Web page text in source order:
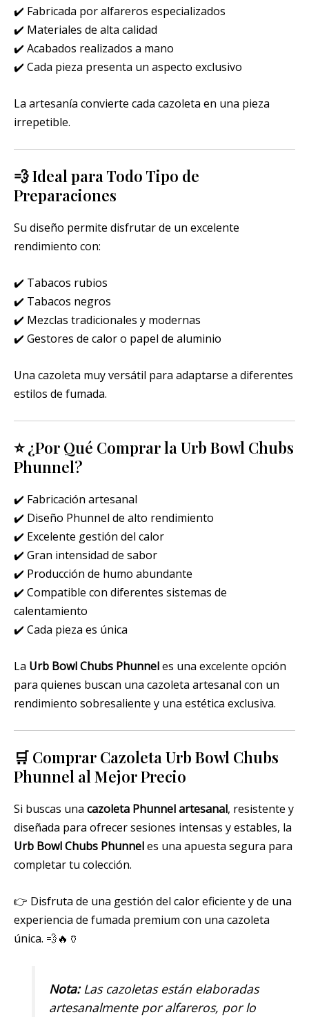
✔️ Fabricada por alfareros especializados
✔️ Materiales de alta calidad
✔️ Acabados realizados a mano
✔️ Cada pieza presenta un aspecto exclusivo
La artesanía convierte cada cazoleta en una pieza
irrepetible.
💨 Ideal para Todo Tipo de
Preparaciones
Su diseño permite disfrutar de un excelente
rendimiento con:
✔️ Tabacos rubios
✔️ Tabacos negros
✔️ Mezclas tradicionales y modernas
✔️ Gestores de calor o papel de aluminio
Una cazoleta muy versátil para adaptarse a diferentes
estilos de fumada.
⭐ ¿Por Qué Comprar la Urb Bowl Chubs
Phunnel?
✔️ Fabricación artesanal
✔️ Diseño Phunnel de alto rendimiento
✔️ Excelente gestión del calor
✔️ Gran intensidad de sabor
✔️ Producción de humo abundante
✔️ Compatible con diferentes sistemas de
calentamiento
✔️ Cada pieza es única
La Urb Bowl Chubs Phunneles una excelente opción
para quienes buscan una cazoleta artesanal con un
rendimiento sobresaliente y una estética exclusiva.
🛒 Comprar Cazoleta Urb Bowl Chubs
Phunnel al Mejor Precio
Si buscas una cazoleta Phunnel artesanal, resistente y
diseñada para ofrecer sesiones intensas y estables, la
Urb Bowl Chubs Phunneles una apuesta segura para
completar tu colección.
👉 Disfruta de una gestión del calor eficiente y de una
experiencia de fumada premium con una cazoleta
única. 💨🔥🏺
Nota:Las cazoletas están elaboradas
artesanalmente por alfareros, por lo